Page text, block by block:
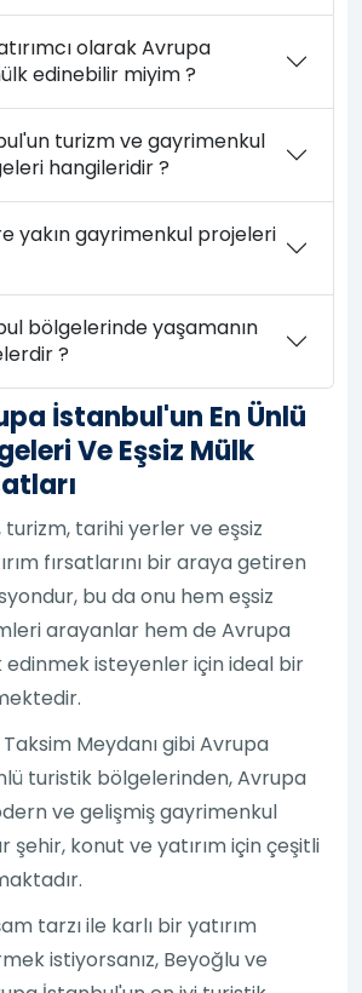
olarak Avrupa
edinebilir miyim ?
turizm ve gayrimenkul
hangileridir ?
yakın gayrimenkul projeleri
bölgelerinde yaşamanın
?
İstanbul'un En Ünlü
Ve Eşsiz Mülk
tarihi yerler ve eşsiz
fırsatlarını bir araya getiren
bu da onu hem eşsiz
arayanlar hem de Avrupa
isteyenler için ideal bir
Meydanı gibi Avrupa
turistik bölgelerinden, Avrupa
ve gelişmiş gayrimenkul
şehir, konut ve yatırım için çeşitli
tarzı ile karlı bir yatırım
istiyorsanız, Beyoğlu ve